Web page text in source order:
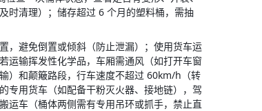
时清理）；储存超过 6 个月的塑料桶，需抽
，避免倒置或倾斜（防止泄漏）；使用货车运
运输挥发性化学品，车厢需通风（如打开车窗
）和颠簸路段，行车速度不超过 60km/h（转
专用货车（如配备干粉灭火器、接地链），驾
运车（桶体两侧需有专用吊环或抓手，禁止直